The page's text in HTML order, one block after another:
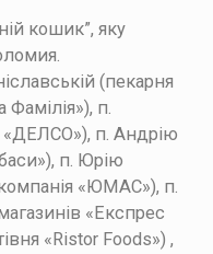
кошик”, яку
(пекарня
Фамілія»), п.
«ДЕЛСО»), п. Андрію
п. Юрію
«ЮМАС»), п.
«Експрес
«Ristor Foods») ,